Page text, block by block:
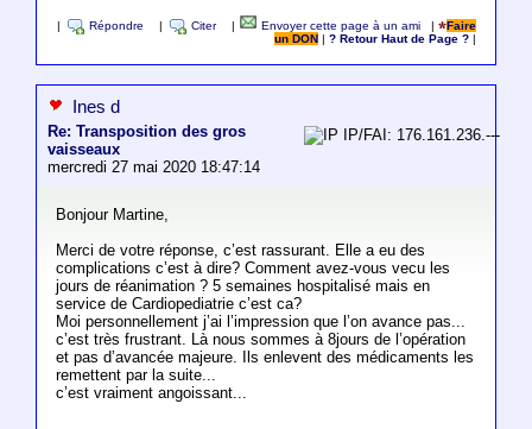
Répondre Citer Envoyer cette page à un ami |
Faire
un DON
|? Retour Haut de Page ?
Ines d
Re: Transposition des gros
vaisseaux
mercredi 27 mai 2020 18:47:14
IP/FAI: 176.161.236.---
Bonjour Martine,
Merci de votre réponse, c’est rassurant. Elle a eu des
complications c’est à dire? Comment avez-vous vecu les
jours de réanimation ? 5 semaines hospitalisé mais en
service de Cardiopediatrie c’est ca?
Moi personnellement j’ai l’impression que l’on avance pas...
c’est très frustrant. Là nous sommes à 8jours de l’opération
et pas d’avancée majeure. Ils enlevent des médicaments les
remettent par la suite...
c’est vraiment angoissant...